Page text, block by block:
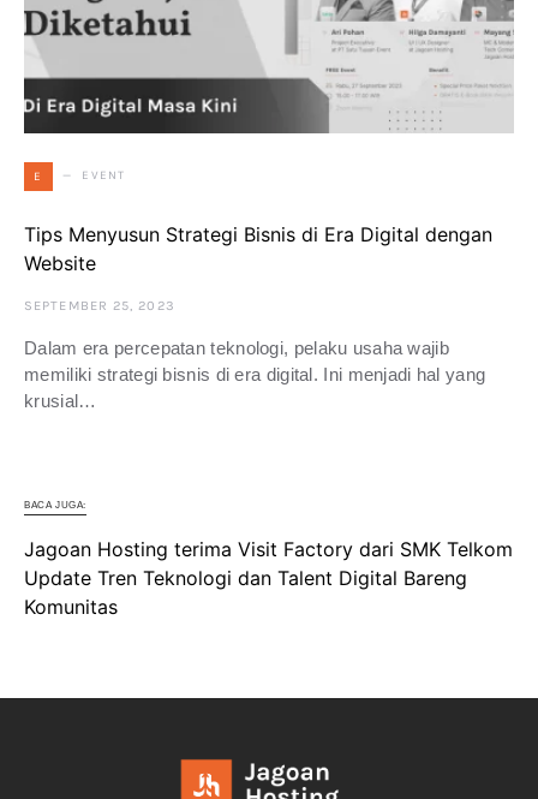
E EVENT
Tips Menyusun Strategi Bisnis di Era Digital dengan
Website
SEPTEMBER 25, 2023
Dalam era percepatan teknologi, pelaku usaha wajib
memiliki strategi bisnis di era digital. Ini menjadi hal yang
krusial…
BACA JUGA:
Jagoan Hosting terima Visit Factory dari SMK Telkom
Update Tren Teknologi dan Talent Digital Bareng
Komunitas